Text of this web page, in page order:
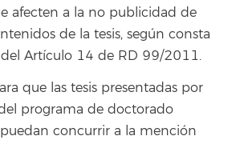
afecten a la no publicidad de
de la tesis, según consta
Artículo 14 de RD 99/2011.
que las tesis presentadas por
programa de doctorado
concurrir a la mención